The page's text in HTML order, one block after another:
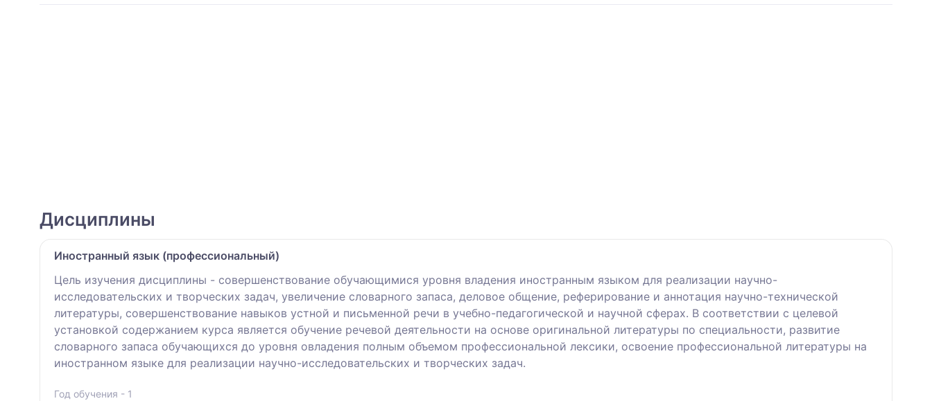
Дисциплины
Иностранный язык (профессиональный)
Цель изучения дисциплины - совершенствование обучающимися уровня владения иностранным языком для реализации научно-
исследовательских и творческих задач, увеличение словарного запаса, деловое общение, реферирование и аннотация научно-технической
литературы, совершенствование навыков устной и письменной речи в учебно-педагогической и научной сферах. В соответствии с целевой
установкой содержанием курса является обучение речевой деятельности на основе оригинальной литературы по специальности, развитие
словарного запаса обучающихся до уровня овладения полным объемом профессиональной лексики, освоение профессиональной литературы на
иностранном языке для реализации научно-исследовательских и творческих задач.
Год обучения - 1